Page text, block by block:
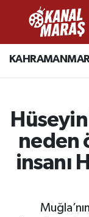
neden
insanı
CANLI
GÜNCEL
SPOR
SİYASET
EKONOMİ
Süper Lig
Tüm